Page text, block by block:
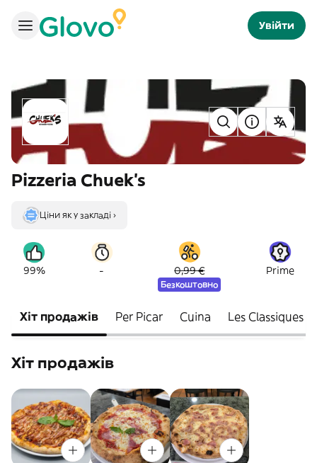
Увійти
Pizzeria Chuek's
Ціни як у закладі ›
99% - 0,99 €
Безкоштовно
Prime
Хіт продажів Per Picar Cuina Les Classiques
Хіт продажів